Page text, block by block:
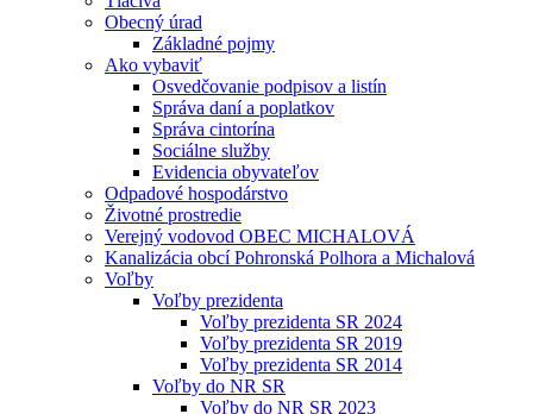
Obecný úrad
Základné pojmy
Ako vybaviť
Osvedčovanie podpisov a listín
Správa daní a poplatkov
Správa cintorína
Sociálne služby
Evidencia obyvateľov
Odpadové hospodárstvo
Životné prostredie
Verejný vodovod OBEC MICHALOVÁ
Kanalizácia obcí Pohronská Polhora a Michalová
Voľby
Voľby prezidenta
Voľby prezidenta SR 2024
Voľby prezidenta SR 2019
Voľby prezidenta SR 2014
Voľby do NR SR
Voľby do NR SR 2023